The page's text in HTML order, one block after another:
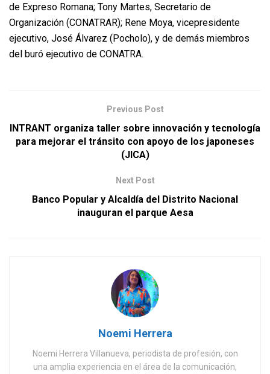
de Expreso Romana; Tony Martes, Secretario de
Organización (CONATRAR); Rene Moya, vicepresidente
ejecutivo, José Álvarez (Pocholo), y de demás miembros
del buró ejecutivo de CONATRA.
Previous Post
INTRANT organiza taller sobre innovación y tecnología
para mejorar el tránsito con apoyo de los japoneses
(JICA)
Next Post
Banco Popular y Alcaldía del Distrito Nacional
inauguran el parque Aesa
Noemi Herrera
Noemi Herrera Villanueva, periodista de profesión, con
una amplia experiencia en el área de la comunicación,